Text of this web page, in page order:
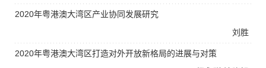
刘胜
2020年粤港澳大湾区产业协同发展研究
2020年粤港澳大湾区打造对外开放新格局的进展与对策